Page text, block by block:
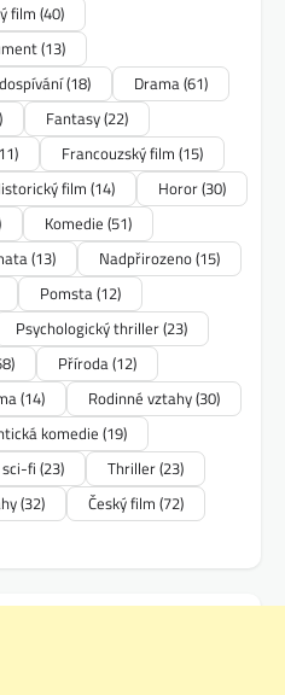
film (40)
(13)
dospívání(18) Drama(61)
Fantasy(22)
Francouzský film (15)
film (14) Horor(30)
Komedie (51)
(13) Nadpřirozeno(15)
Pomsta(12)
Psychologický thriller(23)
Příroda(12)
(14) Rodinné vztahy(30)
komedie (19)
sci-fi (23) Thriller(23)
(32) Český film (72)